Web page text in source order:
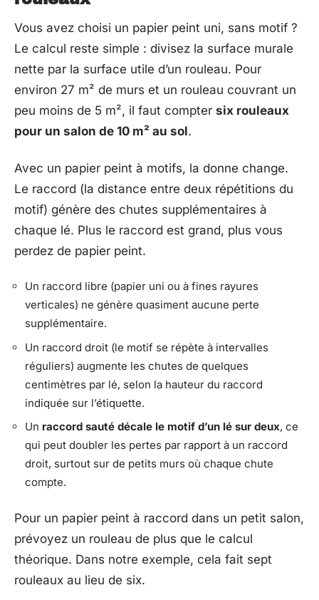
Vous avez choisi un papier peint uni, sans motif ?
Le calcul reste simple : divisez la surface murale
nette par la surface utile d’un rouleau. Pour
environ 27 m² de murs et un rouleau couvrant un
peu moins de 5 m², il faut compter six rouleaux
pour un salon de 10 m² au sol.
Avec un papier peint à motifs, la donne change.
Le raccord (la distance entre deux répétitions du
motif) génère des chutes supplémentaires à
chaque lé. Plus le raccord est grand, plus vous
perdez de papier peint.
Un raccord libre (papier uni ou à fines rayures
verticales) ne génère quasiment aucune perte
supplémentaire.
Un raccord droit (le motif se répète à intervalles
réguliers) augmente les chutes de quelques
centimètres par lé, selon la hauteur du raccord
indiquée sur l’étiquette.
Un raccord sauté décale le motif d’un lé sur deux, ce
qui peut doubler les pertes par rapport à un raccord
droit, surtout sur de petits murs où chaque chute
compte.
Pour un papier peint à raccord dans un petit salon,
prévoyez un rouleau de plus que le calcul
théorique. Dans notre exemple, cela fait sept
rouleaux au lieu de six.